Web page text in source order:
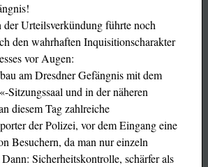
der Urteilsverkündung führte noch
den wahrhaften Inquisitionscharakter
vor Augen:
am Dresdner Gefängnis mit dem
Sitzungssaal und in der näheren
diesem Tag zahlreiche
der Polizei, vor dem Eingang eine
Besuchern, da man nur einzeln
Sicherheitskontrolle, schärfer als